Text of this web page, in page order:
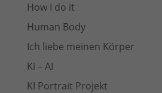
How I do it
Human Body
Ich liebe meinen Körper
Ki – AI
KI Portrait Projekt